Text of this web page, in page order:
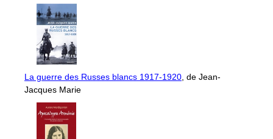
La guerre des Russes blancs 1917-1920 , de Jean-
Jacques Marie